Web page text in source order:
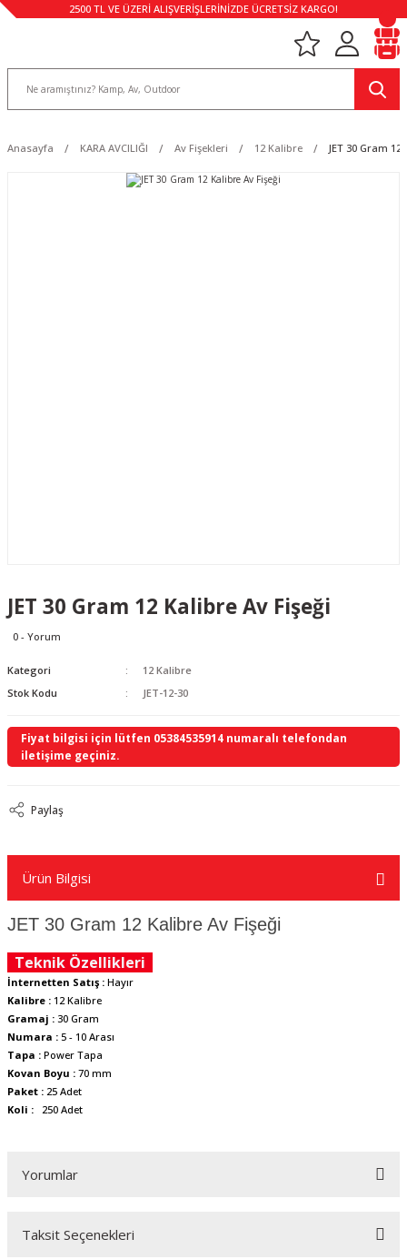
2500 TL VE ÜZERİ ALIŞVERİŞLERİNİZDE ÜCRETSİZ KARGO!
Anasayfa KARA AVCILIĞI Av Fişekleri 12 Kalibre JET 30 Gram
JET 30 Gram 12 Kalibre Av Fişeği
0 - Yorum
Kategori
12 Kalibre
Stok Kodu
JET-12-30
Fiyat bilgisi için lütfen 05384535914 numaralı telefondan
iletişime geçiniz.
Paylaş
Ürün Bilgisi
JET 30 Gram 12 Kalibre Av Fişeği
Teknik Özellikleri
İnternetten Satış : Hayır
Kalibre : 12 Kalibre
Gramaj : 30 Gram
Numara : 5 - 10 Arası
Tapa : Power Tapa
Kovan Boyu : 70 mm
Paket : 25 Adet
Koli : 250 Adet
Yorumlar
Taksit Seçenekleri